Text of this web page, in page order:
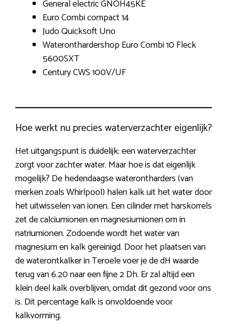
General electric GNOH45KE
Euro Combi compact 14
Judo Quicksoft Uno
Wateronthardershop Euro Combi 10 Fleck
5600SXT
Century CWS 100V/UF
Hoe werkt nu precies waterverzachter eigenlijk?
Het uitgangspunt is duidelijk: een waterverzachter
zorgt voor zachter water. Maar hoe is dat eigenlijk
mogelijk? De hedendaagse waterontharders (van
merken zoals Whirlpool) halen kalk uit het water door
het uitwisselen van ionen. Een cilinder met harskorrels
zet de calciumionen en magnesiumionen om in
natriumionen. Zodoende wordt het water van
magnesium en kalk gereinigd. Door het plaatsen van
de waterontkalker in Teroele voer je de dH waarde
terug van 6.20 naar een fijne 2 Dh. Er zal altijd een
klein deel kalk overblijven, omdat dit gezond voor ons
is. Dit percentage kalk is onvoldoende voor
kalkvorming.